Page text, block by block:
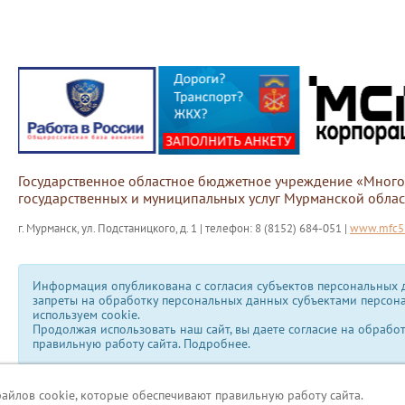
Государственное областное бюджетное учреждение
государственных и муниципальных услуг Мурманской
г. Мурманск, ул. Подстаницкого, д. 1 | телефон: 8 (8152) 684-051 |
Информация опубликована с согласия субъектов
запреты на обработку персональных данных субъектами
используем сookie.
Продолжая использовать наш сайт, вы даете согласие на
правильную работу сайта. Подробнее.
cookie, которые обеспечивают правильную работу сайта.